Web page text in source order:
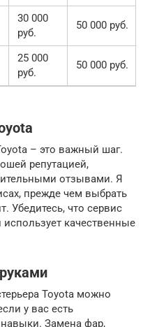
30 000
руб.
50 000 руб.
25 000
руб.
50 000 руб.
– это важный шаг.
репутацией,
отзывами. Я
прежде чем выбрать
Убедитесь, что сервис
качественные
Toyota можно
у вас есть
Замена фар,